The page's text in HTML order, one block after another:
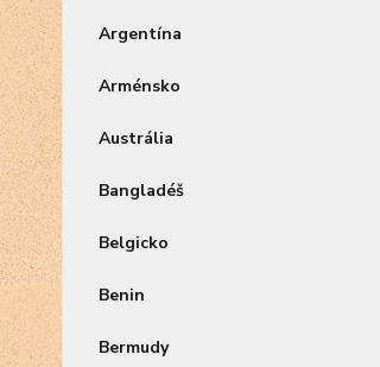
Argentína
Arménsko
Austrália
Bangladéš
Belgicko
Benin
Bermudy